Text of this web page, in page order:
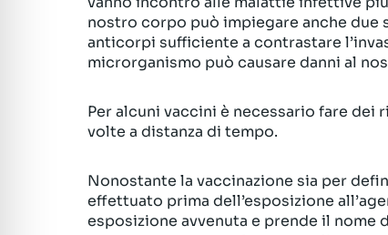
nostro corpo può impiegare anche
anticorpi sufficiente a contrastare
microrganismo può causare danni al
Per alcuni vaccini è necessario fare
volte a distanza di tempo.
Nonostante la vaccinazione sia per
effettuato prima dell’esposizione
esposizione avvenuta e prende il nome